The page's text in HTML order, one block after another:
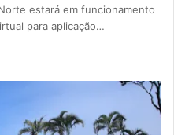
estará em funcionamento
para aplicação…